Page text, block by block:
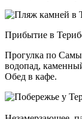
Прибытие в
Прогулка по
водопад,
Обед в кафе.